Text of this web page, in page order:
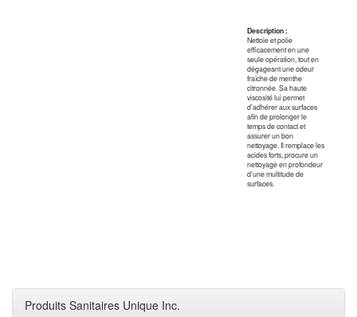
Description :
Nettoie et polie
efficacement en une
seule opération, tout en
dégageant une odeur
fraîche de menthe
citronnée. Sa haute
viscosité lui permet
d’adhérer aux surfaces
afin de prolonger le
temps de contact et
assurer un bon
nettoyage. Il remplace les
acides forts, procure un
nettoyage en profondeur
d’une multitude de
surfaces.
Produits Sanitaires Unique Inc.